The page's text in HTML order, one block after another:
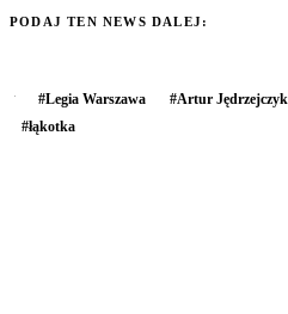
PODAJ TEN NEWS DALEJ:
#Legia Warszawa #Artur Jędrzejczyk
#łąkotka